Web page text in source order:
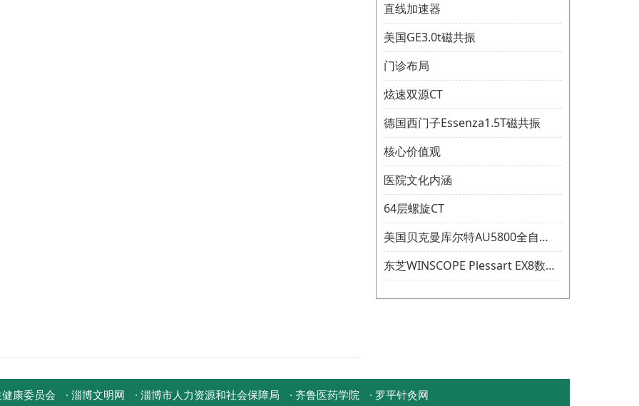
直线加速器
美国GE3.0t磁共振
门诊布局
炫速双源CT
德国西门子Essenza1.5T磁共振
核心价值观
医院文化内涵
64层螺旋CT
美国贝克曼库尔特AU5800全自动生化分析仪
东芝WINSCOPE Plessart EX8数字胃肠机
健康委员会 · 淄博文明网 · 淄博市人力资源和社会保障局 · 齐鲁医药学院 · 罗平针灸网